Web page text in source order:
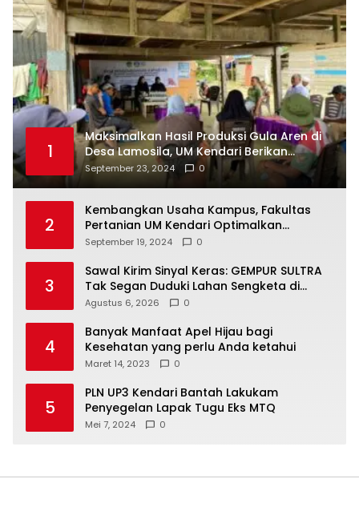
1
Maksimalkan Hasil Produksi Gula Aren di
Desa Lamosila, UM Kendari Berikan
Bantuan Alat Produksi Modern
September 23, 2024 0
2
Kembangkan Usaha Kampus, Fakultas
Pertanian UM Kendari Optimalkan
Laboratorium Lapangan Agribisnis
September 19, 2024 0
3
Sawal Kirim Sinyal Keras: GEMPUR SULTRA
Tak Segan Duduki Lahan Sengketa di
Puuwatu
Agustus 6, 2026 0
4
Banyak Manfaat Apel Hijau bagi
Kesehatan yang perlu Anda ketahui
Maret 14, 2023 0
5
PLN UP3 Kendari Bantah Lakukam
Penyegelan Lapak Tugu Eks MTQ
Mei 7, 2024 0